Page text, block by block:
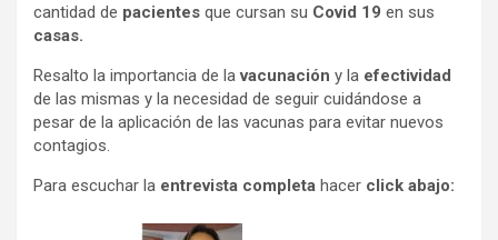
cantidad de pacientes que cursan su Covid 19 en sus
casas.
Resalto la importancia de lavacunación y la efectividad
de las mismas y la necesidad de seguir cuidándose a
pesar de la aplicación de las vacunas para evitar nuevos
contagios.
Para escuchar la entrevista completa hacer click abajo: